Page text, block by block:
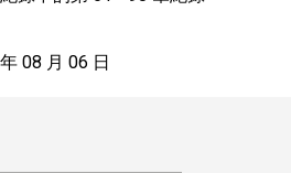
08 月 06 日